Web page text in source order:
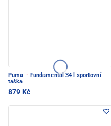
Puma · Fundamental 34 l sportovní
taška
879 Kč